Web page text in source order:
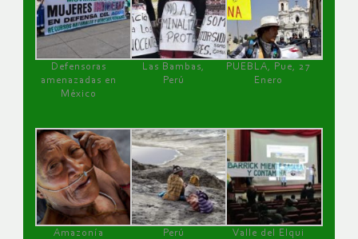
Defensoras
amenazadas en
México
Las Bambas,
Perú
PUEBLA, Pue, 27
Enero
Amazonía
Perú
Valle del Elqui